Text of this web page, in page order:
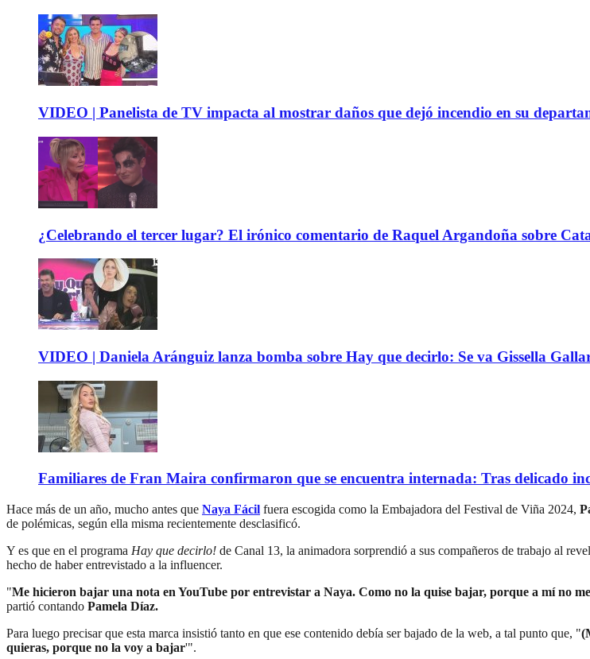
VIDEO | Panelista de TV impacta al mostrar daños que dejó incendio en su
¿Celebrando el tercer lugar? El irónico comentario de Raquel Argandoña sobre
VIDEO | Daniela Aránguiz lanza bomba sobre Hay que decirlo: Se va Gissella
Familiares de Fran Maira confirmaron que se encuentra internada: Tras delicado
Hace más de un año, mucho antes que Naya Fácil fuera escogida como la Embajadora del Festival de Viña 2024,
de polémicas, según ella misma recientemente desclasificó.
Y es que en el programa Hay que decirlo! de Canal 13, la animadora sorprendió a sus compañeros de trabajo al
hecho de haber entrevistado a la influencer.
"Me hicieron bajar una nota en YouTube por entrevistar a Naya. Como no la quise bajar, porque a mí no
partió contando Pamela Díaz.
Para luego precisar que esta marca insistió tanto en que ese contenido debía ser bajado de la web, a tal punto que, "
quieras, porque no la voy a bajar'".